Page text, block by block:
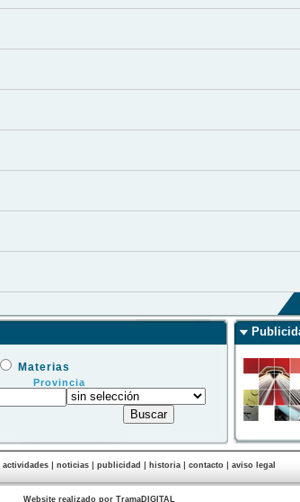
Materias
Provincia
actividades| noticias| publicidad | historia| contacto| aviso legal
Website realizado por TramaDIGITAL